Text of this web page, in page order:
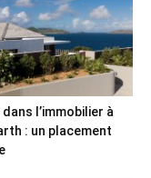
dans l’immobilier à
: un placement